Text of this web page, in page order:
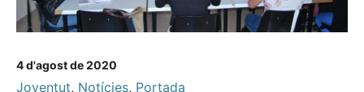
4 d'agost de 2020
Joventut, Notícies, Portada